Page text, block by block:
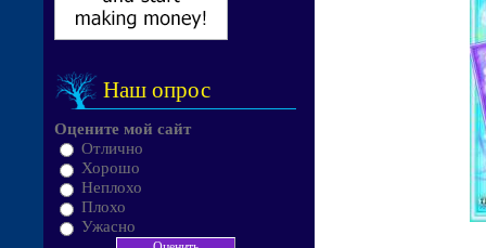
Наш опрос
Оцените мой сайт
Отлично
Хорошо
Неплохо
Плохо
Ужасно